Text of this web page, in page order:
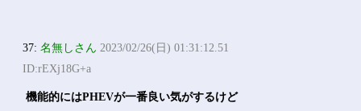
37:名無しさん 2023/02/26(日) 01:31:12.51
ID:rEXj18G+a
機能的にはPHEVが一番良い気がするけど